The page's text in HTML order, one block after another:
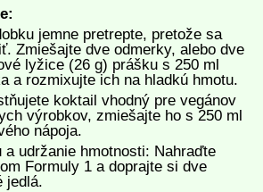
jemne pretrepte, pretože sa
Zmiešajte dve odmerky, alebo dve
lyžice (26 g) prášku s 250 ml
a rozmixujte ich na hladkú hmotu.
koktail vhodný pre vegánov
výrobkov, zmiešajte ho s 250 ml
nápoja.
udržanie hmotnosti: Nahraďte
Formuly 1 a doprajte si dve
jedlá.